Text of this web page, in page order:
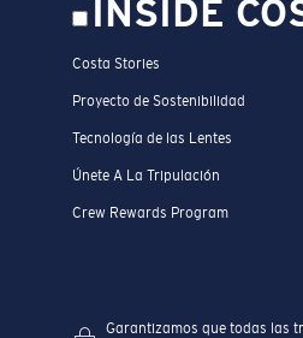
INSIDE
Costa Stories
Proyecto de Sostenibilidad
Tecnología de las Lentes
Únete A La Tripulación
Crew Rewards Program
Garantizamos que todas las